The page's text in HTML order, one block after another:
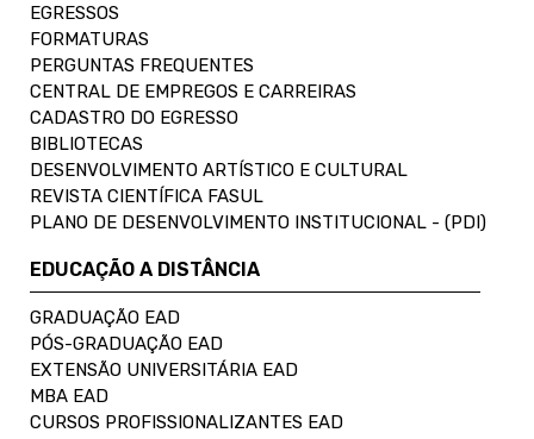
EGRESSOS
FORMATURAS
PERGUNTAS FREQUENTES
CENTRAL DE EMPREGOS E CARREIRAS
CADASTRO DO EGRESSO
BIBLIOTECAS
DESENVOLVIMENTO ARTÍSTICO E CULTURAL
REVISTA CIENTÍFICA FASUL
PLANO DE DESENVOLVIMENTO INSTITUCIONAL - (PDI)
EDUCAÇÃO A DISTÂNCIA
GRADUAÇÃO EAD
PÓS-GRADUAÇÃO EAD
EXTENSÃO UNIVERSITÁRIA EAD
MBA EAD
CURSOS PROFISSIONALIZANTES EAD